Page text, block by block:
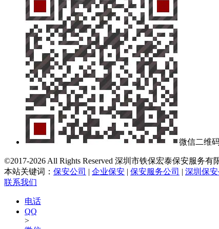
微信二维
©2017-2026 All Rights Reserved 深圳市铁保宏泰保安服务
本站关键词： 保安公司 | 企业保安 | 保安服务公司 | 深圳保安
联系我们
电话
QQ
>